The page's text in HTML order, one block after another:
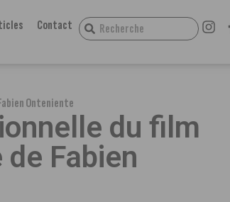
Contact
Onteniente
du film
Fabien